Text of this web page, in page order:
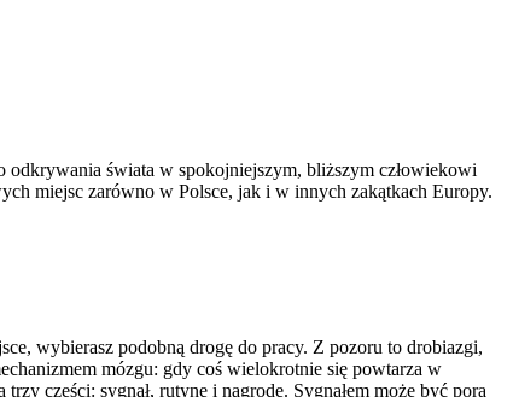
świata w spokojniejszym, bliższym człowiekowi
miejsc zarówno w Polsce, jak i w innych zakątkach Europy.
wybierasz podobną drogę do pracy. Z pozoru to drobiazgi,
mózgu: gdy coś wielokrotnie się powtarza w
części: sygnał, rutynę i nagrodę. Sygnałem może być pora